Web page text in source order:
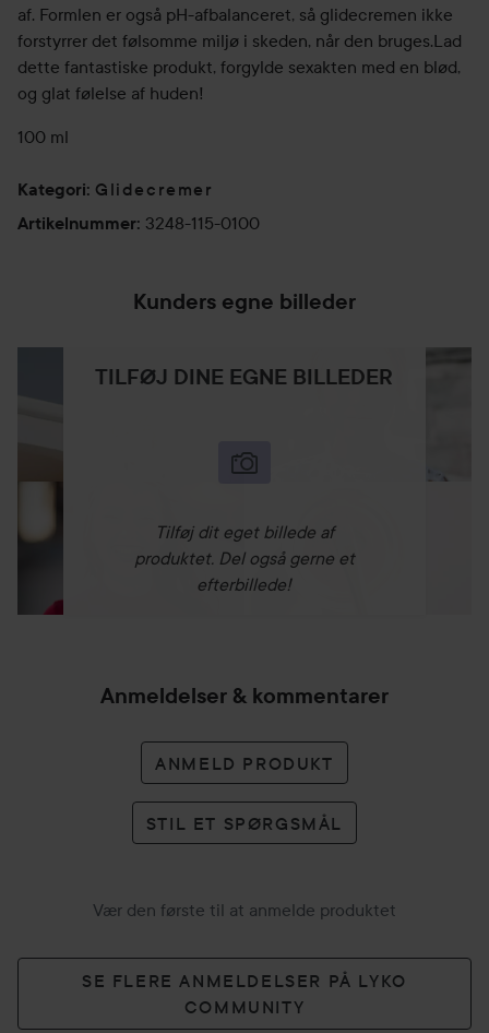
af. Formlen er også pH-afbalanceret, så glidecremen ikke
forstyrrer det følsomme miljø i skeden, når den bruges.Lad
dette fantastiske produkt, forgylde sexakten med en blød,
og glat følelse af huden!
100 ml
Kategori: Glidecremer
Artikelnummer: 3248-115-0100
Kunders egne billeder
TILFØJ DINE EGNE BILLEDER
Tilføj dit eget billede af
produktet. Del også gerne et
efterbillede!
Anmeldelser & kommentarer
ANMELD PRODUKT
STIL ET SPØRGSMÅL
Vær den første til at anmelde produktet
SE FLERE ANMELDELSER PÅ LYKO
COMMUNITY